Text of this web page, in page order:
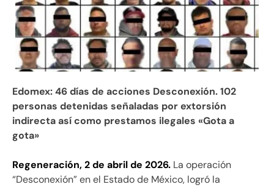
Edomex: 46 días de acciones Desconexión. 102
personas detenidas señaladas por extorsión
indirecta así como prestamos ilegales «Gota a
gota»
Regeneración, 2 de abril de 2026. La operación
“Desconexión” en el Estado de México, logró la